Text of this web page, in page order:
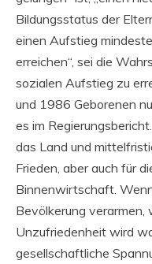
Bildungsstatus der
einen Aufstieg
erreichen“, sei die
sozialen Aufstieg zu
und 1986 Geborenen
es im
das Land und
Frieden, aber auch für
Binnenwirtschaft.
Bevölkerung verarmen,
Unzufriedenheit wird
gesellschaftliche